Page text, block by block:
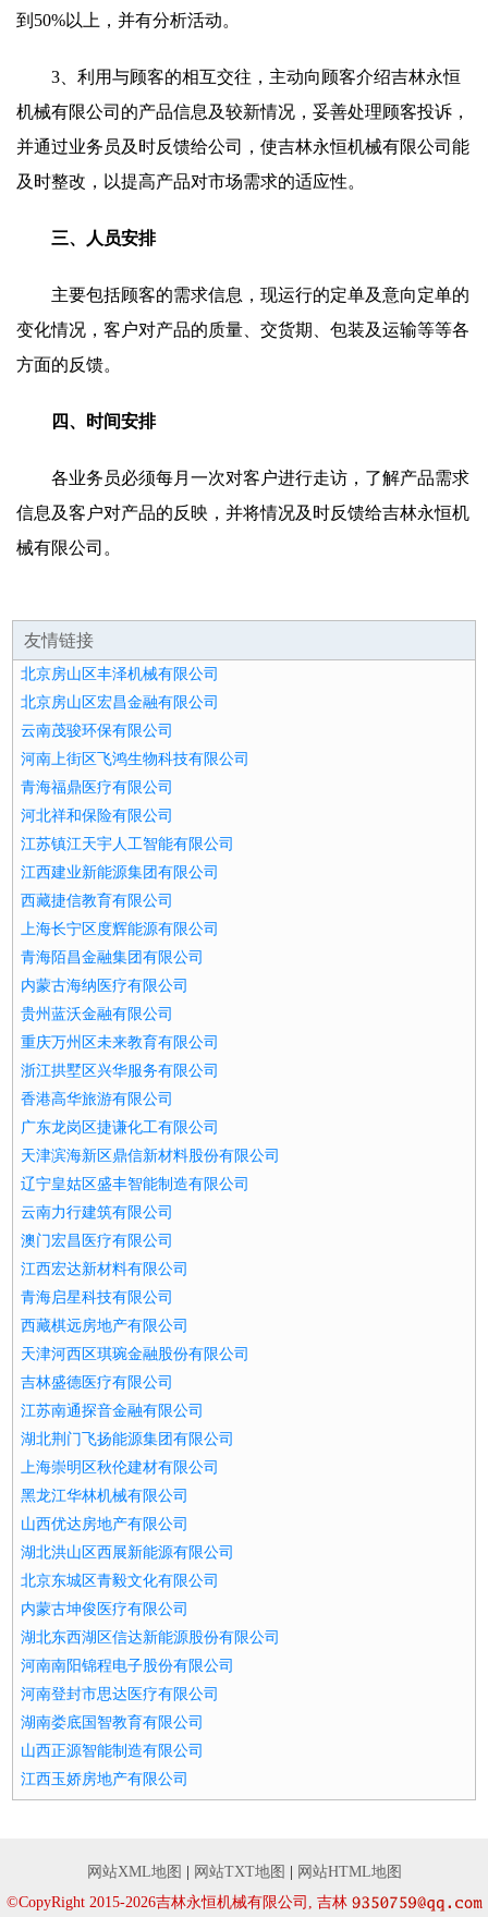
到50%以上，并有分析活动。
3、利用与顾客的相互交往，主动向顾客介绍吉林永恒
机械有限公司的产品信息及较新情况，妥善处理顾客投诉，
并通过业务员及时反馈给公司，使吉林永恒机械有限公司能
及时整改，以提高产品对市场需求的适应性。
三、人员安排
主要包括顾客的需求信息，现运行的定单及意向定单的
变化情况，客户对产品的质量、交货期、包装及运输等等各
方面的反馈。
四、时间安排
各业务员必须每月一次对客户进行走访，了解产品需求
信息及客户对产品的反映，并将情况及时反馈给吉林永恒机
械有限公司。
友情链接
北京房山区丰泽机械有限公司
北京房山区宏昌金融有限公司
云南茂骏环保有限公司
河南上街区飞鸿生物科技有限公司
青海福鼎医疗有限公司
河北祥和保险有限公司
江苏镇江天宇人工智能有限公司
江西建业新能源集团有限公司
西藏捷信教育有限公司
上海长宁区度辉能源有限公司
青海陌昌金融集团有限公司
内蒙古海纳医疗有限公司
贵州蓝沃金融有限公司
重庆万州区未来教育有限公司
浙江拱墅区兴华服务有限公司
香港高华旅游有限公司
广东龙岗区捷谦化工有限公司
天津滨海新区鼎信新材料股份有限公司
辽宁皇姑区盛丰智能制造有限公司
云南力行建筑有限公司
澳门宏昌医疗有限公司
江西宏达新材料有限公司
青海启星科技有限公司
西藏棋远房地产有限公司
天津河西区琪琬金融股份有限公司
吉林盛德医疗有限公司
江苏南通探音金融有限公司
湖北荆门飞扬能源集团有限公司
上海崇明区秋伦建材有限公司
黑龙江华林机械有限公司
山西优达房地产有限公司
湖北洪山区西展新能源有限公司
北京东城区青毅文化有限公司
内蒙古坤俊医疗有限公司
湖北东西湖区信达新能源股份有限公司
河南南阳锦程电子股份有限公司
河南登封市思达医疗有限公司
湖南娄底国智教育有限公司
山西正源智能制造有限公司
江西玉娇房地产有限公司
网站XML地图 网站TXT地图
网站HTML地图
©CopyRight 2015-2026吉林永恒机械有限公司, 吉林